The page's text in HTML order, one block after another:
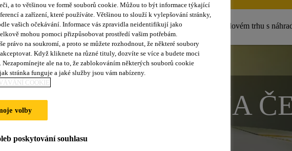
Inovace Události Dokumenty ke stažení O automobilovém trhu s
LEPIDLA NA
a to většinou ve formě souborů cookie. Můžou to být informace týkající
a zařízení, které používáte. Většinou to slouží k vylepšování stránky,
vašich očekávání. Informace vás zpravidla neidentifikují jako
mohou pomoci přizpůsobovat prostředí vašim potřebám.
právo na soukromí, a proto se můžete rozhodnout, že některé soubory
Když kliknete na různé tituly, dozvíte se více a budete moci
Nezapomínejte ale na to, že zablokováním některých souborů cookie
stránka funguje a jaké služby jsou vám nabízeny.
COOKIE
volby
poskytování souhlasu